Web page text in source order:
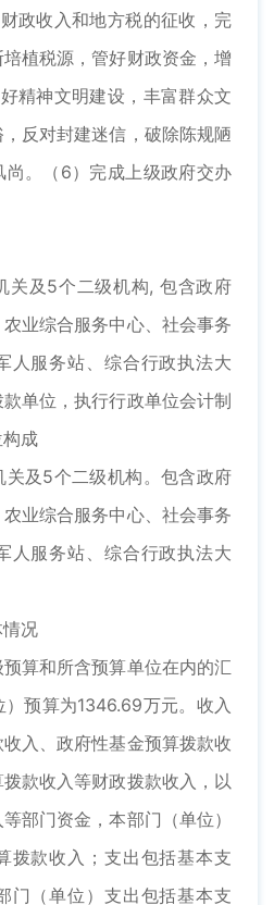
政收入和地方税的征收，完
植税源，管好财政资金，增
精神文明建设，丰富群众文
反对封建迷信，破除陈规陋
尚。（6）完成上级政府交办
及5个二级机构, 包含政府
业综合服务中心、社会事务
人服务站、综合行政执法大
单位，执行行政单位会计制
成
及5个二级机构。包含政府
业综合服务中心、社会事务
人服务站、综合行政执法大
况
算和所含预算单位在内的汇
预算为1346.69万元。收入
入、政府性基金预算拨款收
款收入等财政拨款收入，以
部门资金，本部门（单位）
拨款收入；支出包括基本支
门（单位）支出包括基本支